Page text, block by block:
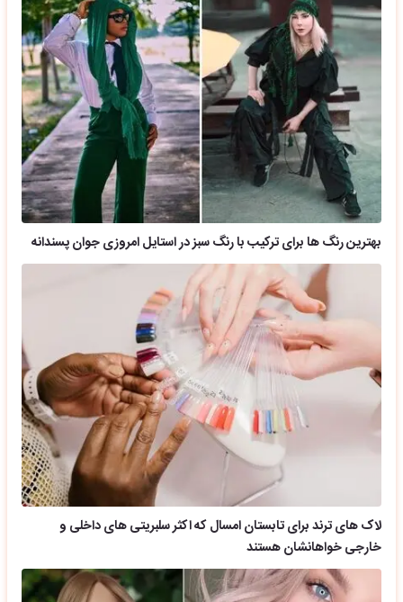
بهترین رنگ ها برای ترکیب با رنگ سبز در استایل امروزی جوان پسندانه
لاک های ترند برای تابستان امسال که اکثر سلبریتی های داخلی و
خارجی خواهانشان هستند